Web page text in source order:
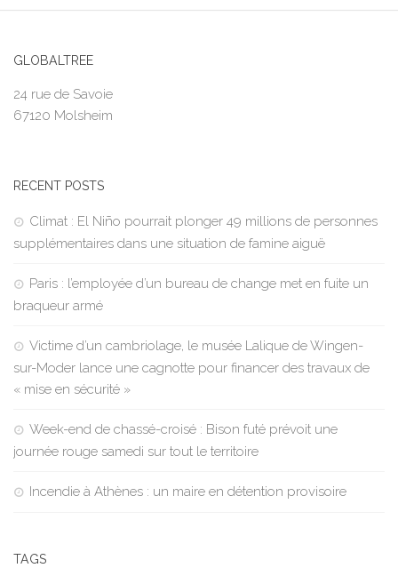
GLOBALTREE
24 rue de Savoie
67120 Molsheim
RECENT POSTS
Climat : El Niño pourrait plonger 49 millions de personnes
supplémentaires dans une situation de famine aiguë
Paris : l’employée d’un bureau de change met en fuite un
braqueur armé
Victime d’un cambriolage, le musée Lalique de Wingen-
sur-Moder lance une cagnotte pour financer des travaux de
« mise en sécurité »
Week-end de chassé-croisé : Bison futé prévoit une
journée rouge samedi sur tout le territoire
Incendie à Athènes : un maire en détention provisoire
TAGS